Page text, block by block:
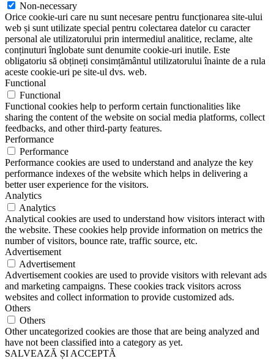
Non-necessary
Orice cookie-uri care nu sunt necesare pentru funcționarea site-ului
web și sunt utilizate special pentru colectarea datelor cu caracter
personal ale utilizatorului prin intermediul analitice, reclame, alte
conținuturi înglobate sunt denumite cookie-uri inutile. Este
obligatoriu să obțineți consimțământul utilizatorului înainte de a rula
aceste cookie-uri pe site-ul dvs. web.
Functional
Functional
Functional cookies help to perform certain functionalities like
sharing the content of the website on social media platforms, collect
feedbacks, and other third-party features.
Performance
Performance
Performance cookies are used to understand and analyze the key
performance indexes of the website which helps in delivering a
better user experience for the visitors.
Analytics
Analytics
Analytical cookies are used to understand how visitors interact with
the website. These cookies help provide information on metrics the
number of visitors, bounce rate, traffic source, etc.
Advertisement
Advertisement
Advertisement cookies are used to provide visitors with relevant ads
and marketing campaigns. These cookies track visitors across
websites and collect information to provide customized ads.
Others
Others
Other uncategorized cookies are those that are being analyzed and
have not been classified into a category as yet.
SALVEAZĂ ȘI ACCEPTĂ